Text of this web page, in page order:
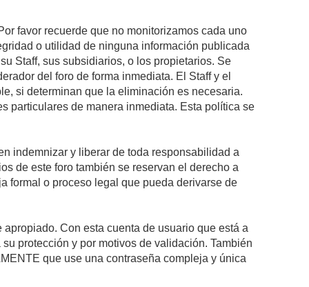
favor recuerde que no monitorizamos cada uno
o utilidad de ninguna información publicada
Staff, sus subsidiarios, o los propietarios. Se
del foro de forma inmediata. El Staff y el
si determinan que la eliminación es necesaria.
particulares de manera inmediata. Esta política se
indemnizar y liberar de toda responsabilidad a
de este foro también se reservan el derecho a
formal o proceso legal que pueda derivarse de
Con esta cuenta de usuario que está a
protección y por motivos de validación. También
que use una contraseña compleja y única